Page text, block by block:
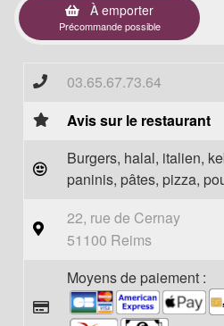
À emporter
Précommande possible
03.65.67.73.64
Avis sur le restaurant
Burgers, halal, italien,
paninis, pâtes, pizza,
22, rue de Cernay
51100 Reims
Moyens de paiement :